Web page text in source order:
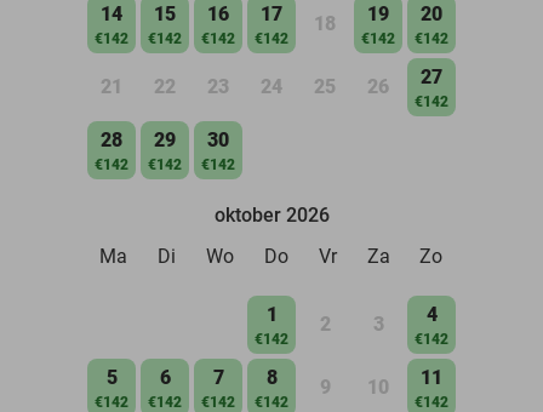
14
€142
15
€142
16
€142
17
€142
18 19
€142
20
€142
21 22 23 24 25 26 27
€142
28
€142
29
€142
30
€142
oktober 2026
Ma
Di Wo Do Vr Za Zo
1
€142
2 3 4
€142
5
€142
6
€142
7
€142
8
€142
9 10 11
€142